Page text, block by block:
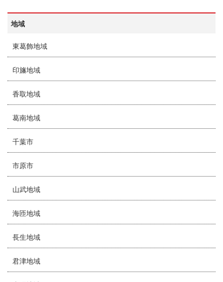
地域
東葛飾地域
印旛地域
香取地域
葛南地域
千葉市
市原市
山武地域
海匝地域
長生地域
君津地域